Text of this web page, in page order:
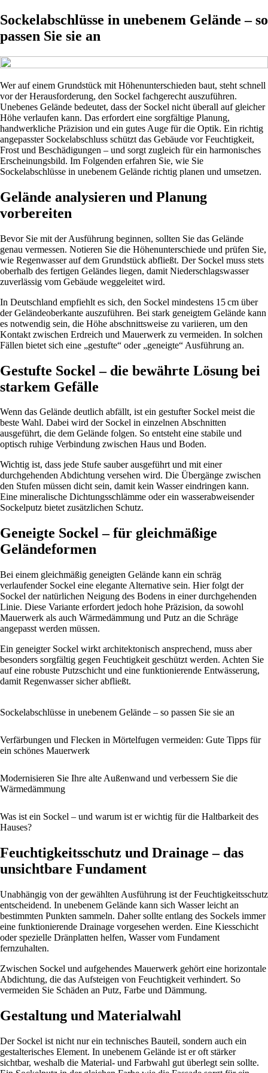
Sockelabschlüsse in unebenem Gelände – so
passen Sie sie an
Wer auf einem Grundstück mit Höhenunterschieden baut, steht schnell
vor der Herausforderung, den Sockel fachgerecht auszuführen.
Unebenes Gelände bedeutet, dass der Sockel nicht überall auf gleicher
Höhe verlaufen kann. Das erfordert eine sorgfältige Planung,
handwerkliche Präzision und ein gutes Auge für die Optik. Ein richtig
angepasster Sockelabschluss schützt das Gebäude vor Feuchtigkeit,
Frost und Beschädigungen – und sorgt zugleich für ein harmonisches
Erscheinungsbild. Im Folgenden erfahren Sie, wie Sie
Sockelabschlüsse in unebenem Gelände richtig planen und umsetzen.
Gelände analysieren und Planung
vorbereiten
Bevor Sie mit der Ausführung beginnen, sollten Sie das Gelände
genau vermessen. Notieren Sie die Höhenunterschiede und prüfen Sie,
wie Regenwasser auf dem Grundstück abfließt. Der Sockel muss stets
oberhalb des fertigen Geländes liegen, damit Niederschlagswasser
zuverlässig vom Gebäude weggeleitet wird.
In Deutschland empfiehlt es sich, den Sockel mindestens 15 cm über
der Geländeoberkante auszuführen. Bei stark geneigtem Gelände kann
es notwendig sein, die Höhe abschnittsweise zu variieren, um den
Kontakt zwischen Erdreich und Mauerwerk zu vermeiden. In solchen
Fällen bietet sich eine „gestufte“ oder „geneigte“ Ausführung an.
Gestufte Sockel – die bewährte Lösung bei
starkem Gefälle
Wenn das Gelände deutlich abfällt, ist ein gestufter Sockel meist die
beste Wahl. Dabei wird der Sockel in einzelnen Abschnitten
ausgeführt, die dem Gelände folgen. So entsteht eine stabile und
optisch ruhige Verbindung zwischen Haus und Boden.
Wichtig ist, dass jede Stufe sauber ausgeführt und mit einer
durchgehenden Abdichtung versehen wird. Die Übergänge zwischen
den Stufen müssen dicht sein, damit kein Wasser eindringen kann.
Eine mineralische Dichtungsschlämme oder ein wasserabweisender
Sockelputz bietet zusätzlichen Schutz.
Geneigte Sockel – für gleichmäßige
Geländeformen
Bei einem gleichmäßig geneigten Gelände kann ein schräg
verlaufender Sockel eine elegante Alternative sein. Hier folgt der
Sockel der natürlichen Neigung des Bodens in einer durchgehenden
Linie. Diese Variante erfordert jedoch hohe Präzision, da sowohl
Mauerwerk als auch Wärmedämmung und Putz an die Schräge
angepasst werden müssen.
Ein geneigter Sockel wirkt architektonisch ansprechend, muss aber
besonders sorgfältig gegen Feuchtigkeit geschützt werden. Achten Sie
auf eine robuste Putzschicht und eine funktionierende Entwässerung,
damit Regenwasser sicher abfließt.
Sockelabschlüsse in unebenem Gelände – so passen Sie sie an
Verfärbungen und Flecken in Mörtelfugen vermeiden: Gute Tipps für
ein schönes Mauerwerk
Modernisieren Sie Ihre alte Außenwand und verbessern Sie die
Wärmedämmung
Was ist ein Sockel – und warum ist er wichtig für die Haltbarkeit des
Hauses?
Feuchtigkeitsschutz und Drainage – das
unsichtbare Fundament
Unabhängig von der gewählten Ausführung ist der Feuchtigkeitsschutz
entscheidend. In unebenem Gelände kann sich Wasser leicht an
bestimmten Punkten sammeln. Daher sollte entlang des Sockels immer
eine funktionierende Drainage vorgesehen werden. Eine Kiesschicht
oder spezielle Dränplatten helfen, Wasser vom Fundament
fernzuhalten.
Zwischen Sockel und aufgehendes Mauerwerk gehört eine horizontale
Abdichtung, die das Aufsteigen von Feuchtigkeit verhindert. So
vermeiden Sie Schäden an Putz, Farbe und Dämmung.
Gestaltung und Materialwahl
Der Sockel ist nicht nur ein technisches Bauteil, sondern auch ein
gestalterisches Element. In unebenem Gelände ist er oft stärker
sichtbar, weshalb die Material- und Farbwahl gut überlegt sein sollte.